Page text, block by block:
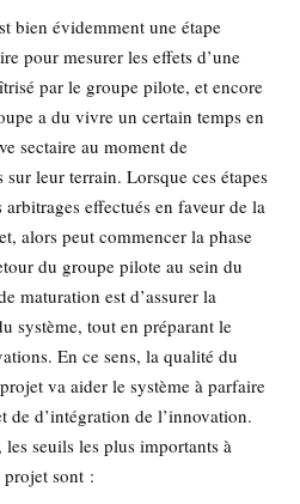
bien évidemment une étape
pour mesurer les effets d’une
par le groupe pilote, et encore
a du vivre un certain temps en
sectaire au moment de
leur terrain. Lorsque ces étapes
effectués en faveur de la
alors peut commencer la phase
du groupe pilote au sein du
maturation est d’assurer la
système, tout en préparant le
En ce sens, la qualité du
va aider le système à parfaire
de d’intégration de l’innovation.
seuils les plus importants à
sont :